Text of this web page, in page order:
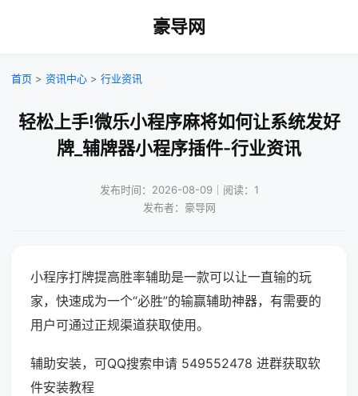
豪导网
首页 > 资讯中心 > 行业资讯
轻松上手!微乐小程序麻将如何让系统发好
牌_辅牌器小程序插件-行业资讯
发布时间：2026-08-09｜阅读：1
发布者：豪导网
小程序打牌提高胜率辅助是一款可以让一直输的玩
家，快速成为一个“必胜”的输赢辅助神器，有需要的
用户可通过正规渠道获取使用。
辅助安装，可QQ搜索申请 549552478 进群获取软
件安装教程